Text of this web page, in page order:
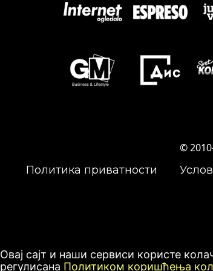
©
Политика приватности
Овај сајт и наши сервиси користе
регулисана Политиком коришћења